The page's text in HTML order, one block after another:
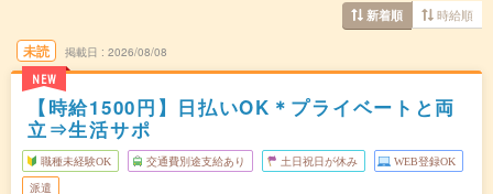
新着順 時給順
未読
NEW
掲載日 2026/08/08
【時給1500円】日払いOK＊プライベートと両
立⇒生活サポ
職種未経験OK 交通費別途支給あり 土日祝日が休み WEB登録OK
派遣